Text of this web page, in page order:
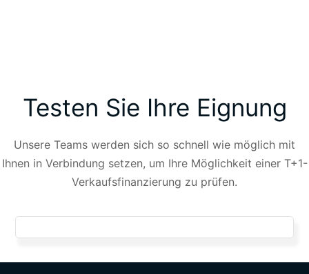
Testen Sie Ihre Eignung
Unsere Teams werden sich so schnell wie möglich mit
Ihnen in Verbindung setzen, um Ihre Möglichkeit einer T+1-
Verkaufsfinanzierung zu prüfen.